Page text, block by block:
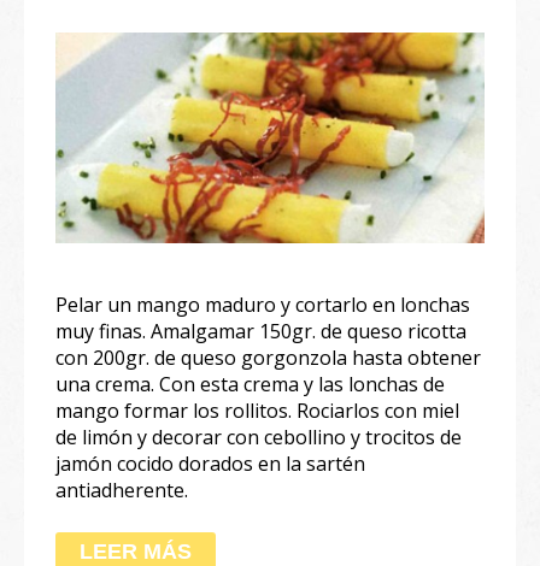
Pelar un mango maduro y cortarlo en lonchas
muy finas. Amalgamar 150gr. de queso ricotta
con 200gr. de queso gorgonzola hasta obtener
una crema. Con esta crema y las lonchas de
mango formar los rollitos. Rociarlos con miel
de limón y decorar con cebollino y trocitos de
jamón cocido dorados en la sartén
antiadherente.
LEER MÁS